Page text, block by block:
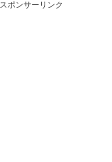
スポンサーリンク